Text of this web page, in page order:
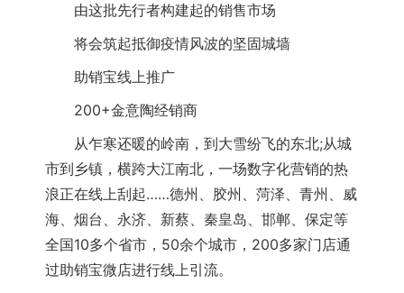
由这批先行者构建起的销售市场
将会筑起抵御疫情风波的坚固城墙
助销宝线上推广
200+金意陶经销商
从乍寒还暖的岭南，到大雪纷飞的东北;从城
市到乡镇，横跨大江南北，一场数字化营销的热
浪正在线上刮起……德州、胶州、菏泽、青州、威
海、烟台、永济、新蔡、秦皇岛、邯郸、保定等
全国10多个省市，50余个城市，200多家门店通
过助销宝微店进行线上引流。